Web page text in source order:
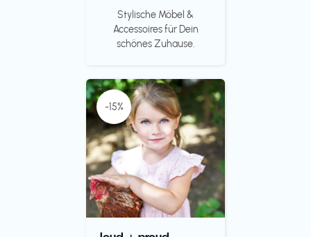
Stylische Möbel &
Accessoires für Dein
schönes Zuhause.
-15%